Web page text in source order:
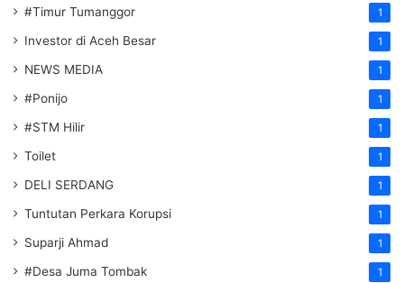
#Timur Tumanggor 1
Investor di Aceh Besar 1
NEWS MEDIA 1
#Ponijo 1
#STM Hilir 1
Toilet 1
DELI SERDANG 1
Tuntutan Perkara Korupsi 1
Suparji Ahmad 1
#Desa Juma Tombak 1